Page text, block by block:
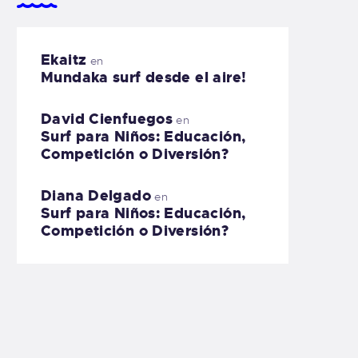
Ekaitz en
Mundaka surf desde el aire!
David Cienfuegos en
Surf para Niños: Educación,
Competición o Diversión?
Diana Delgadoen
Surf para Niños: Educación,
Competición o Diversión?